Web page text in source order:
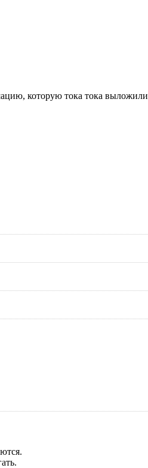
которую тока тока выложили